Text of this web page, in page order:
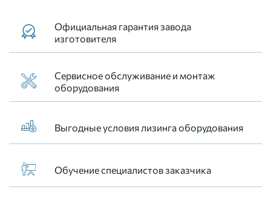
Официальная гарантия завода
изготовителя
Сервисное обслуживание и монтаж
оборудования
Выгодные условия лизинга оборудования
Обучение специалистов заказчика